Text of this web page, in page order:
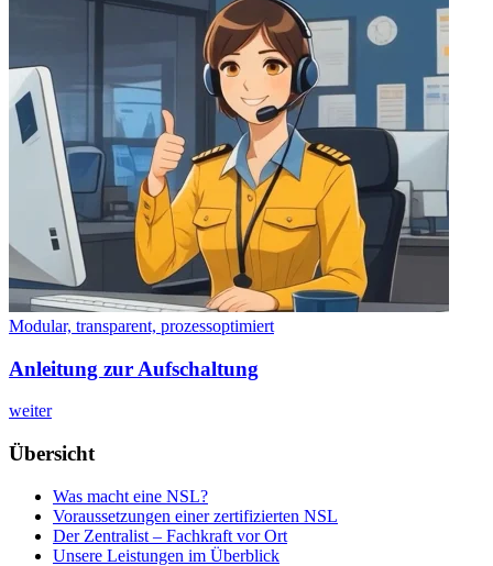
Modular, transparent, prozessoptimiert
Anleitung zur Aufschaltung
weiter
Übersicht
Was macht eine NSL?
Voraussetzungen einer zertifizierten NSL
Der Zentralist – Fachkraft vor Ort
Unsere Leistungen im Überblick